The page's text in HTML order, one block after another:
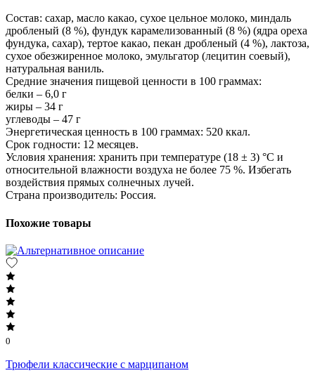
Состав: сахар, масло какао, сухое цельное молоко, миндаль
дробленый (8 %), фундук карамелизованный (8 %) (ядра ореха
фундука, сахар), тертое какао, пекан дробленый (4 %), лактоза,
сухое обезжиренное молоко, эмульгатор (лецитин соевый),
натуральная ваниль.
Средние значения пищевой ценности в 100 граммах:
белки – 6,0 г
жиры – 34 г
углеводы – 47 г
Энергетическая ценность в 100 граммах: 520 ккал.
Срок годности: 12 месяцев.
Условия хранения: хранить при температуре (18 ± 3) °C и
относительной влажности воздуха не более 75 %. Избегать
воздействия прямых солнечных лучей.
Страна производитель: Россия.
Похожие товары
0
Трюфели классические с марципаном